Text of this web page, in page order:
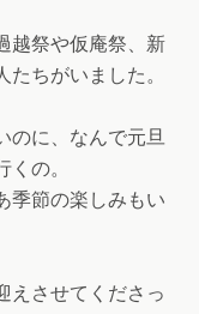
越祭や仮庵祭、新
ちがいました。
のに、なんで元旦
の。
季節の楽しみもい
えさせてくださっ